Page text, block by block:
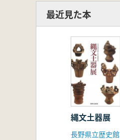
最近見た本
縄文土器展
長野県立歴史館